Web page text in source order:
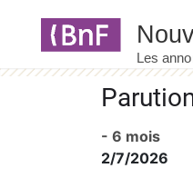
- 6 mois
2/7/2026